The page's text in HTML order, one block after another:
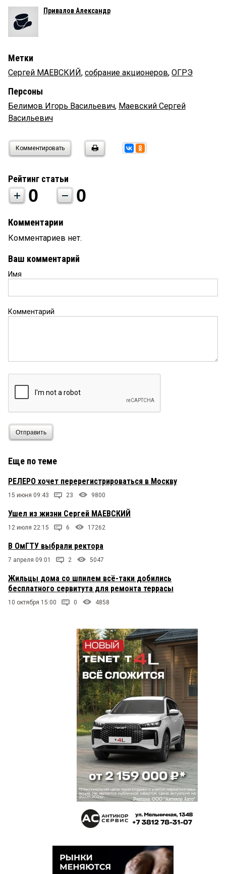
Привалов Александр
Метки
Сергей МАЕВСКИЙ, собрание акционеров, ОГРЭ
Персоны
Белимов Игорь Васильевич, Маевский Сергей
Васильевич
Комментировать
Рейтинг статьи
0 0
Комментарии
Комментариев нет.
Ваш комментарий
Имя
Комментарий
Отправить
Еще по теме
РЕЛЕРО хочет перерегистрироваться в Москву
15 июня 09:43 23 9800
Ушел из жизни Сергей МАЕВСКИЙ
12 июля 22:15 6 17262
В ОмГТУ выбрали ректора
7 апреля 09:01 2 5047
Жильцы дома со шпилем всё-таки добились
бесплатного сервитута для ремонта террасы
10 октября 15:00 0 4858